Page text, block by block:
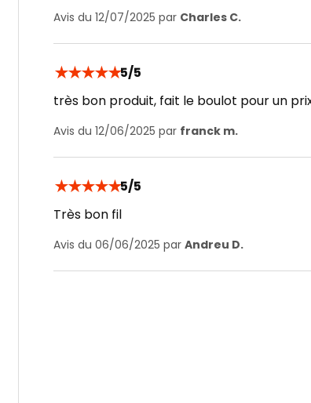
Avis du 12/07/2025 par Charles C.
★★★★★5/5
très bon produit, fait le boulot pour un
Avis du 12/06/2025 par franck m.
★★★★★5/5
Très bon fil
Avis du 06/06/2025 par Andreu D.